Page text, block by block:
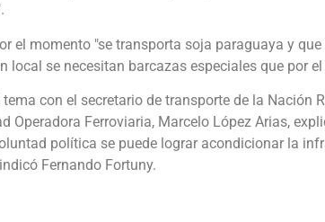
el momento "se transporta soja paraguaya y
local se necesitan barcazas especiales que por
con el secretario de transporte de la Nación
Operadora Ferroviaria, Marcelo López Arias,
política se puede lograr acondicionar la
Fernando Fortuny.